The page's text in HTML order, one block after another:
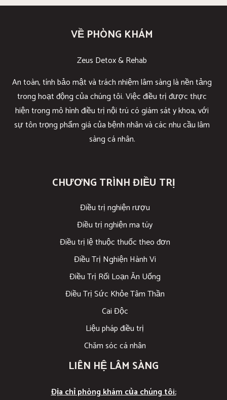
VỀ PHÒNG KHÁM
Zeus Detox & Rehab
An toàn, tính bảo mật và trách nhiệm lâm sàng là nền tảng
trong hoạt động của chúng tôi. Việc điều trị được thực
hiện trong mô hình điều trị nội trú có giám sát y khoa, với
sự tôn trọng phẩm giá của bệnh nhân và các nhu cầu lâm
sàng cá nhân.
CHƯƠNG TRÌNH ĐIỀU TRỊ
Điều trị nghiện rượu
Điều trị nghiện ma túy
Điều trị lệ thuộc thuốc theo đơn
Điều Trị Nghiện Hành Vi
Điều Trị Rối Loạn Ăn Uống
Điều Trị Sức Khỏe Tâm Thần
Cai Độc
Liệu pháp điều trị
Chăm sóc cá nhân
LIÊN HỆ LÂM SÀNG
Địa chỉ phòng khám của chúng tôi: